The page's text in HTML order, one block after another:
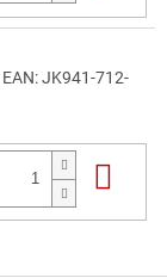
EAN:JK941-712-